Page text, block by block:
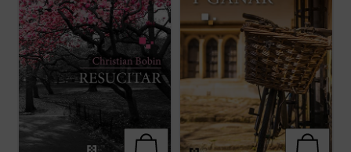
enfermedad de Alzheimer. Una ...(ver ficha)
Charles Reading, y descubrir en toda su
hondura las ...
(ver ficha)